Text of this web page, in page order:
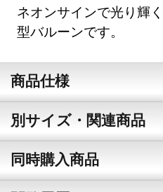
ネオンサインで光り輝
型バルーンです。
商品仕様
別サイズ・関連商品
同時購入商品